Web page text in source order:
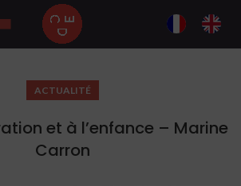
ACTUALITÉ
et à l’enfance – Marine
Carron